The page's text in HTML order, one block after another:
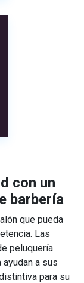
con un
barbería
que pueda
Las
peluquería
a sus
para su